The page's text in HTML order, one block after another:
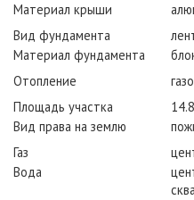
Материал крыши
Вид фундамента
Материал фундамента
Отопление
Площадь участка
Вид права на землю
Газ
Вода